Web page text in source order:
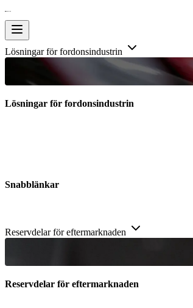
Lösningar för fordonsindustrin
Lösningar för fordonsindustrin
Snabblänkar
Reservdelar för eftermarknaden
Reservdelar för eftermarknaden